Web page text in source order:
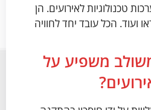
טכנולוגיות לאירועים. הן
ועוד. הכל עובד יחד לחוויה
משולב משפיע על